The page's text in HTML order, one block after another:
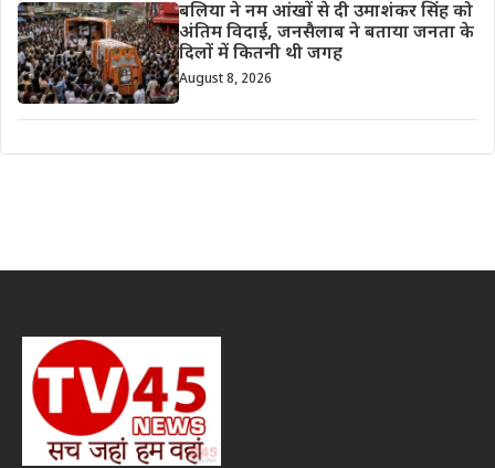
बलिया ने नम आंखों से दी उमाशंकर सिंह को
अंतिम विदाई, जनसैलाब ने बताया जनता के
दिलों में कितनी थी जगह
August 8, 2026